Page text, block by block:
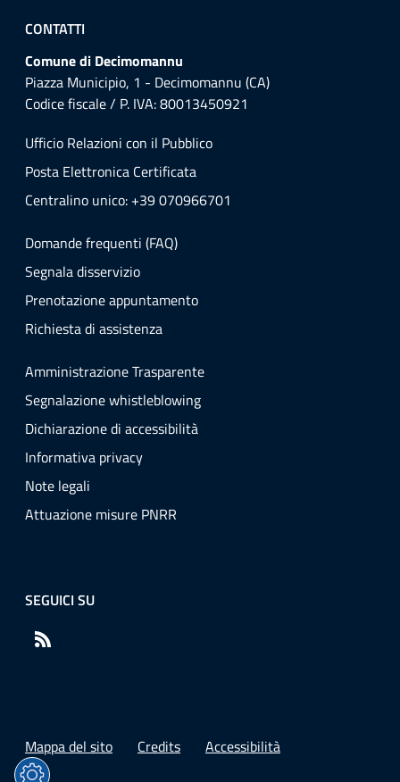
CONTATTI
Comune di Decimomannu
Piazza Municipio, 1 - Decimomannu (CA)
Codice fiscale / P. IVA: 80013450921
Ufficio Relazioni con il Pubblico
Posta Elettronica Certificata
Centralino unico: +39 070966701
Domande frequenti (FAQ)
Segnala disservizio
Prenotazione appuntamento
Richiesta di assistenza
Amministrazione Trasparente
Segnalazione whistleblowing
Dichiarazione di accessibilità
Informativa privacy
Note legali
Attuazione misure PNRR
SEGUICI SU
Mappa del sito Credits Accessibilità